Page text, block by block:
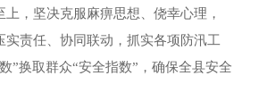
，坚决克服麻痹思想、侥幸心理，
实责任、协同联动，抓实各项防汛工
”换取群众“安全指数”，确保全县安全